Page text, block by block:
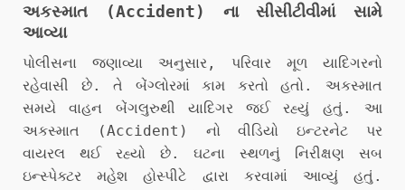
અકસ્માત (Accident) ના સીસીટીવીમાં સામે
આવ્યા
પોલીસના જણાવ્યા અનુસાર, પરિવાર મૂળ યાદિગરનો
રહેવાસી છે. તે બેંગ્લોરમાં કામ કરતો હતો. અકસ્માત
સમયે વાહન બેંગલુરુથી યાદિગર જઈ રહ્યું હતું. આ
અકસ્માત (Accident) નો વીડિયો ઇન્ટરનેટ પર
વાયરલ થઈ રહ્યો છે. ઘટના સ્થળનું નિરીક્ષણ સબ
ઇન્સ્પેક્ટર મહેશ હોસ્પીટે દ્વારા કરવામાં આવ્યું હતું.